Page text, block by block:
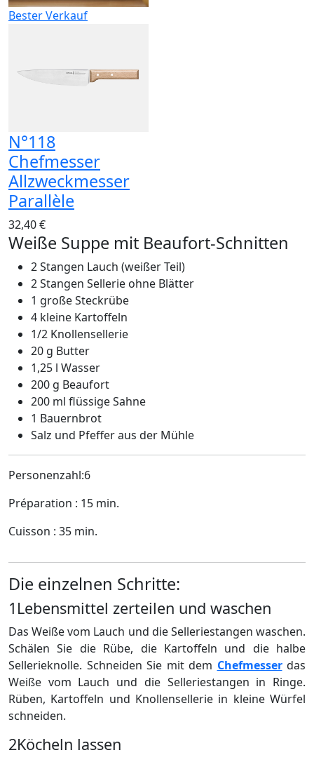
Bester Verkauf
N°118
Chefmesser
Allzweckmesser
Parallèle
32,40 €
Weiße Suppe mit Beaufort-Schnitten
2 Stangen Lauch (weißer Teil)
2 Stangen Sellerie ohne Blätter
1 große Steckrübe
4 kleine Kartoffeln
1/2 Knollensellerie
20 g Butter
1,25 l Wasser
200 g Beaufort
200 ml flüssige Sahne
1 Bauernbrot
Salz und Pfeffer aus der Mühle
Personenzahl:6
Préparation : 15 min.
Cuisson : 35 min.
Die einzelnen Schritte:
1 Lebensmittel zerteilen und waschen
Das Weiße vom Lauch und die Selleriestangen waschen.
Schälen Sie die Rübe, die Kartoffeln und die halbe
Sellerieknolle. Schneiden Sie mit dem Chefmesserdas
Weiße vom Lauch und die Selleriestangen in Ringe.
Rüben, Kartoffeln und Knollensellerie in kleine Würfel
schneiden.
2Köcheln lassen